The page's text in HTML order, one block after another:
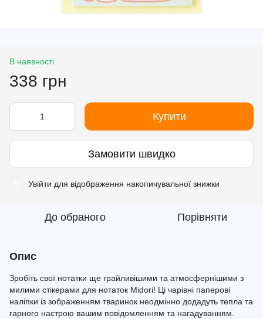
В наявності
338 грн
Купити
Замовити швидко
Увійти для відображення накопичувальної знижки
До обраного Порівняти
Опис
Зробіть свої нотатки ще грайливішими та атмосфернішими з
милими стікерами для нотаток Midori! Ці чарівні паперові
наліпки із зображенням тваринок неодмінно додадуть тепла та
гарного настрою вашим повідомленням та нагадуванням.